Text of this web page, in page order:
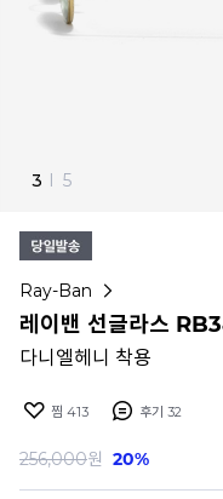
4 I 5
Ray-Ban
레이밴 선글라스
다니엘헤니 착용
찜 413 후기 32
256,000원 20%